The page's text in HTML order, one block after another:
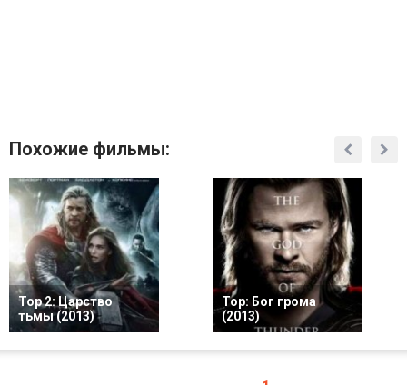
Похожие фильмы:
Тор 2: Царство
тьмы (2013)
Тор: Бог грома
(2013)